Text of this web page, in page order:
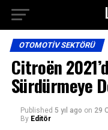
OTOMOTIV SEKTÖRÜ
Citroën
Sürdürmeye
Published 5 yıl ago on 29
By Editör